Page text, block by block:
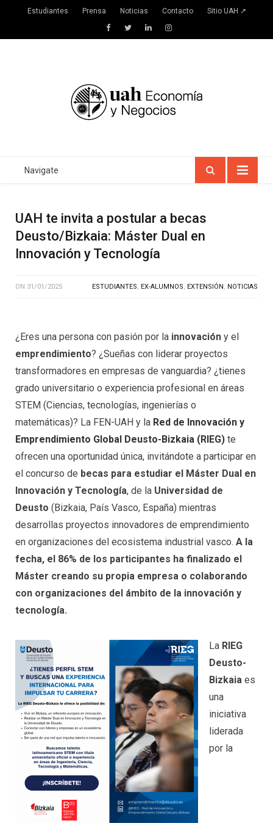
Estudiantes Prensa Noticias Contacto Sitio UAH ↗
FacebookTwitterLinkedInInstagram
Navigate
UAH te invita a postular a becas
Deusto/Bizkaia: Máster Dual en
Innovación y Tecnología
ON 31/01/2025 ESTUDIANTES, EX-ALUMNOS, EXTENSIÓN, NOTICIAS
¿Eres una persona con pasión por la innovación y el
emprendimiento? ¿Sueñas con liderar proyectos
transformadores en empresas de vanguardia? ¿tienes
grado universitario o experiencia profesional en áreas
STEM (Ciencias, tecnologías, ingenierías o
matemáticas)? La FEN-UAH y la Red de Innovación y
Emprendimiento Global Deusto-Bizkaia (RIEG) te
ofrecen una oportunidad única, invitándote a participar en
el concurso de becas para estudiar el Máster Dual en
Innovación y Tecnología, de la Universidad de
Deusto (Bizkaia, País Vasco, España) mientras
desarrollas proyectos innovadores de emprendimiento
en organizaciones del ecosistema industrial vasco. A la
fecha, el 86% de los participantes ha finalizado el
Máster creando su propia empresa o colaborando
con organizaciones del ámbito de la innovación y
tecnología.
La RIEG
Deusto-
Bizkaia es
una
iniciativa
liderada
por la